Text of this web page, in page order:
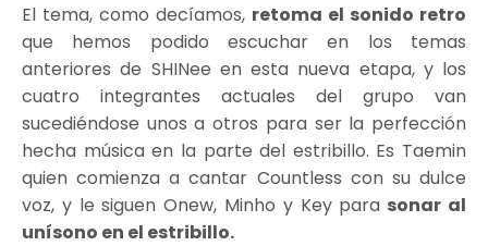
El tema, como decíamos, retoma el sonido retro
que hemos podido escuchar en los temas
anteriores de SHINee en esta nueva etapa, y los
cuatro integrantes actuales del grupo van
sucediéndose unos a otros para ser la perfección
hecha música en la parte del estribillo. Es Taemin
quien comienza a cantar Countless con su dulce
voz, y le siguen Onew, Minho y Key para sonar al
unísono en el estribillo.